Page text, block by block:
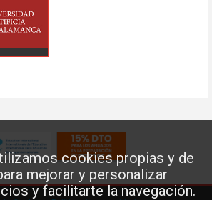
cookies propias y de
mejorar y personalizar
y facilitarte la navegación.